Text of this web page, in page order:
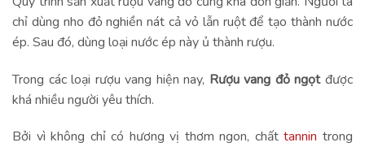
chỉ dùng nho đỏ nghiền nát cả vỏ lẫn ruột để tạo thành nước
ép. Sau đó, dùng loại nước ép này ủ thành rượu.
Trong các loại rượu vang hiện nay, Rượu vang đỏ ngọtđược
khá nhiều người yêu thích.
Bởi vì không chỉ có hương vị thơm ngon, chấttannin trong